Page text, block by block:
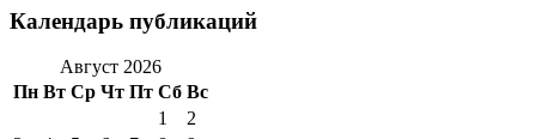
Календарь публикаций
Август 2026
Пн Вт Ср Чт Пт Сб Вс
1
2